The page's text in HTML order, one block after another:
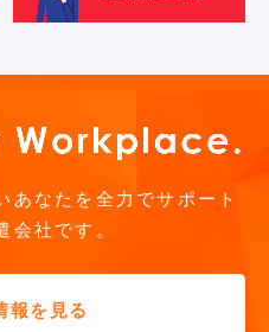
あなたを全力でサポート
会社です。
報を見る